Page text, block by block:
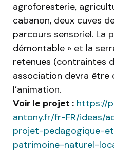
agroforesterie,
cabanon, deux cuves
parcours sensoriel. La
démontable » et la
retenues (contraintes
association devra être
l’animation.
Voir le projet : https://
antony.fr/fr-FR/ideas/
projet-pedagogique-
patrimoine-naturel-